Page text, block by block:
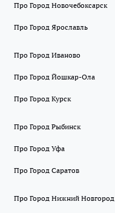
Про Город Новочебоксарск
Про Город Ярославль
Про Город Иваново
Про Город Йошкар-Ола
Про Город Курск
Про Город Рыбинск
Про Город Уфа
Про Город Саратов
Про Город Нижний Новгород